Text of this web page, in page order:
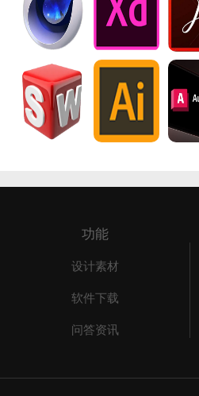
功能
设计素材
软件下载
问答资讯